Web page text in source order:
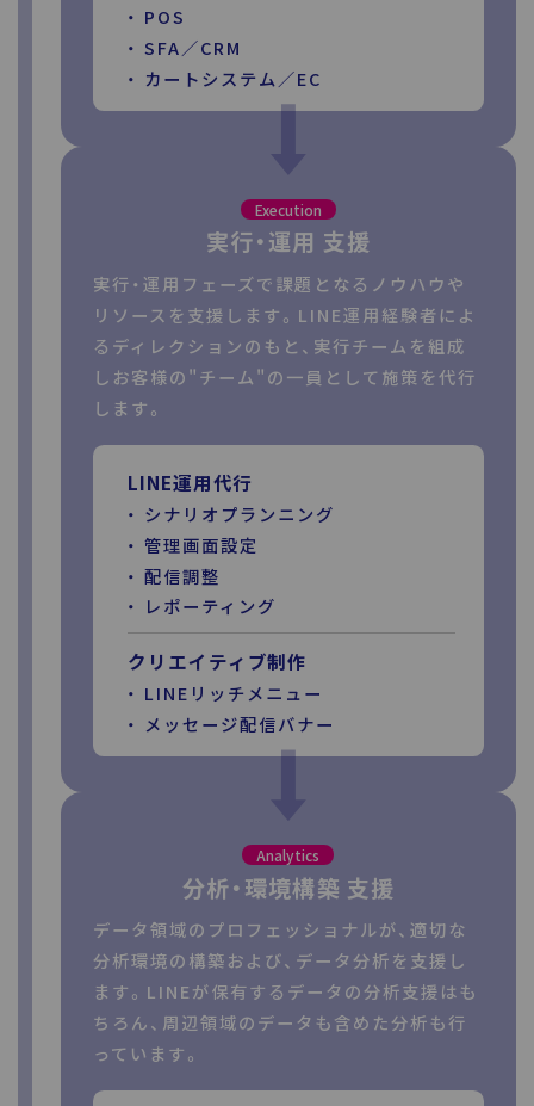
POS
SFA／CRM
カートシステム／EC
Execution
実行・運用 支援
実行・運用フェーズで課題となるノウハウや
リソースを支援します。LINE運用経験者によ
るディレクションのもと、実行チームを組成
しお客様の"チーム"の一員として施策を代行
します。
LINE運用代行
シナリオプランニング
管理画面設定
配信調整
レポーティング
クリエイティブ制作
LINEリッチメニュー
メッセージ配信バナー
Analytics
分析・環境構築 支援
データ領域のプロフェッショナルが、適切な
分析環境の構築および、データ分析を支援し
ます。LINEが保有するデータの分析支援はも
ちろん、周辺領域のデータも含めた分析も行
っています。